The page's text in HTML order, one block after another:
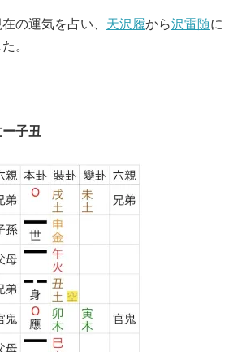
の運気を占い、 天沢履から沢雷随に
。
子丑